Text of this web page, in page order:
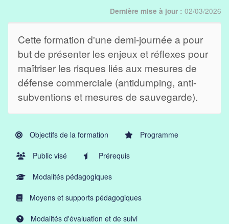
Dernière mise à jour : 02/03/2026
Cette formation d'une demi-journée a pour
but de présenter les enjeux et réflexes pour
maîtriser les risques liés aux mesures de
défense commerciale (antidumping, anti-
subventions et mesures de sauvegarde).
Objectifs de la formation Programme
Public visé Prérequis
Modalités pédagogiques
Moyens et supports pédagogiques
Modalités d'évaluation et de suivi